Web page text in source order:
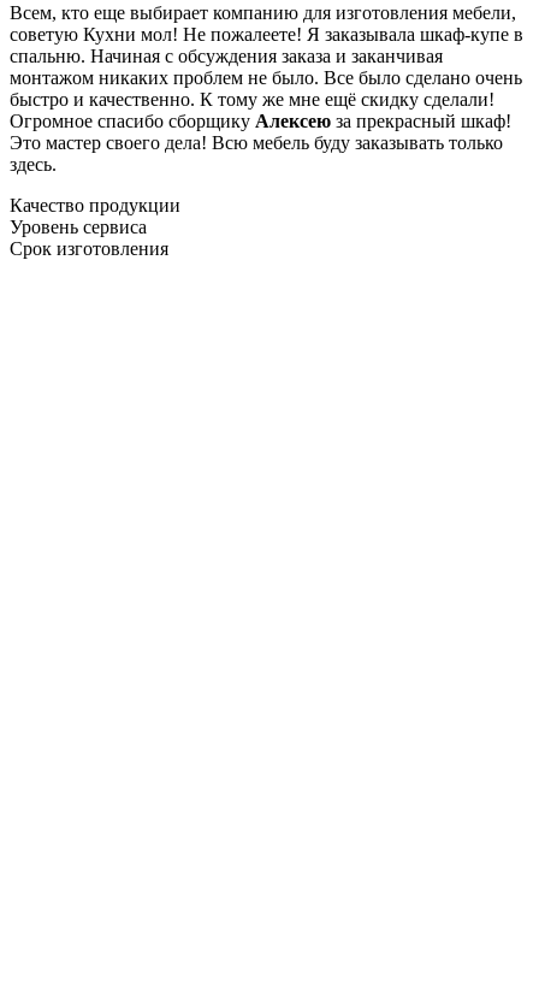
Всем, кто еще выбирает компанию для изготовления мебели,
советую Кухни мол! Не пожалеете! Я заказывала шкаф-купе в
спальню. Начиная с обсуждения заказа и заканчивая
монтажом никаких проблем не было. Все было сделано очень
быстро и качественно. К тому же мне ещё скидку сделали!
Огромное спасибо сборщику Алексею за прекрасный шкаф!
Это мастер своего дела! Всю мебель буду заказывать только
здесь.
Качество продукции
Уровень сервиса
Срок изготовления